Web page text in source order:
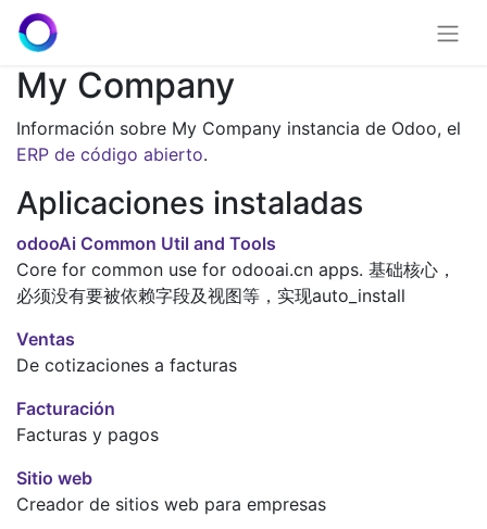
My Company
Información sobre My Company instancia de Odoo, el
ERP de código abierto.
Aplicaciones instaladas
odooAi Common Util and Tools
Core for common use for odooai.cn apps. 基础核心，
必须没有要被依赖字段及视图等，实现auto_install
Ventas
De cotizaciones a facturas
Facturación
Facturas y pagos
Sitio web
Creador de sitios web para empresas